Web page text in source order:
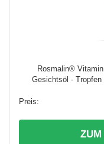
Rosmalin®
Gesichtsöl -